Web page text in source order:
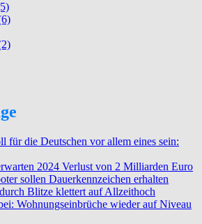
für die Deutschen vor allem eines sein:
2024 Verlust von 2 Milliarden Euro
sollen Dauerkennzeichen erhalten
Blitze klettert auf Allzeithoch
Wohnungseinbrüche wieder auf Niveau